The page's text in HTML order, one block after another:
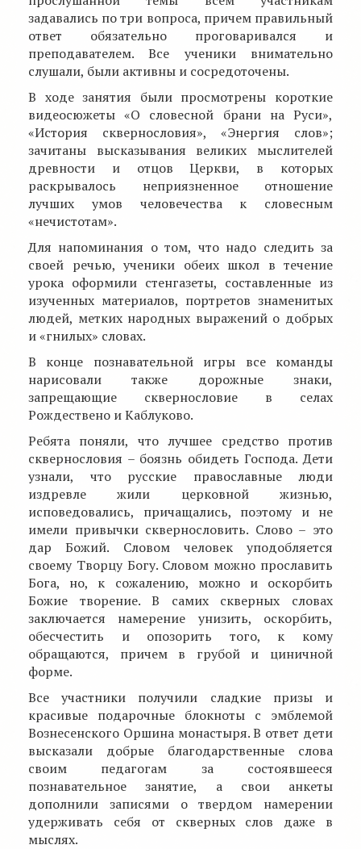
задавались по три вопроса, причем правильный
ответ обязательно проговаривался и
преподавателем. Все ученики внимательно
слушали, были активны и сосредоточены.
В ходе занятия были просмотрены короткие
видеосюжеты «О словесной брани на Руси»,
«История сквернословия», «Энергия слов»;
зачитаны высказывания великих мыслителей
древности и отцов Церкви, в которых
раскрывалось неприязненное отношение
лучших умов человечества к словесным
«нечистотам».
Для напоминания о том, что надо следить за
своей речью, ученики обеих школ в течение
урока оформили стенгазеты, составленные из
изученных материалов, портретов знаменитых
людей, метких народных выражений о добрых
и «гнилых» словах.
В конце познавательной игры все команды
нарисовали также дорожные знаки,
запрещающие сквернословие в селах
Рождествено и Каблуково.
Ребята поняли, что лучшее средство против
сквернословия – боязнь обидеть Господа. Дети
узнали, что русские православные люди
издревле жили церковной жизнью,
исповедовались, причащались, поэтому и не
имели привычки сквернословить. Слово – это
дар Божий. Словом человек уподобляется
своему Творцу Богу. Словом можно прославить
Бога, но, к сожалению, можно и оскорбить
Божие творение. В самих скверных словах
заключается намерение унизить, оскорбить,
обесчестить и опозорить того, к кому
обращаются, причем в грубой и циничной
форме.
Все участники получили сладкие призы и
красивые подарочные блокноты с эмблемой
Вознесенского Оршина монастыря. В ответ дети
высказали добрые благодарственные слова
своим педагогам за состоявшееся
познавательное занятие, а свои анкеты
дополнили записями о твердом намерении
удерживать себя от скверных слов даже в
мыслях.